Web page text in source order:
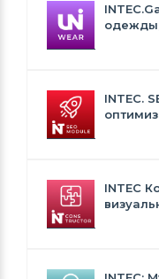
INTEC.
INTEC